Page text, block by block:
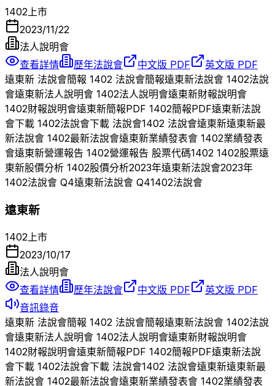
1402上市
2023/11/22
法人說明會
查看詳情
歷年法說會 中文版 PDF
英文版 PDF
遠東新 法說會簡報 1402 法說會簡報遠東新法說會 1402法說
會遠東新法人說明會 1402法人說明會遠東新財報說明會
1402財報說明會遠東新簡報PDF 1402簡報PDF遠東新法說
會下載 1402法說會下載 法說會1402 法說會遠東新遠東新最
新法說會 1402最新法說會遠東新業績發表會 1402業績發表
會遠東新營運報告 1402營運報告 股票代碼1402 1402股票遠
東新股價分析 1402股價分析2023年遠東新法說會2023年
1402法說會 Q4遠東新法說會 Q41402法說會
遠東新
1402 上市
2023/10/17
法人說明會
查看詳情
歷年法說會 中文版 PDF
英文版 PDF
音訊錄音
遠東新 法說會簡報 1402 法說會簡報遠東新法說會 1402法說
會遠東新法人說明會 1402法人說明會遠東新財報說明會
1402財報說明會遠東新簡報PDF 1402簡報PDF遠東新法說
會下載 1402法說會下載 法說會1402 法說會遠東新遠東新最
新法說會 1402最新法說會遠東新業績發表會 1402業績發表